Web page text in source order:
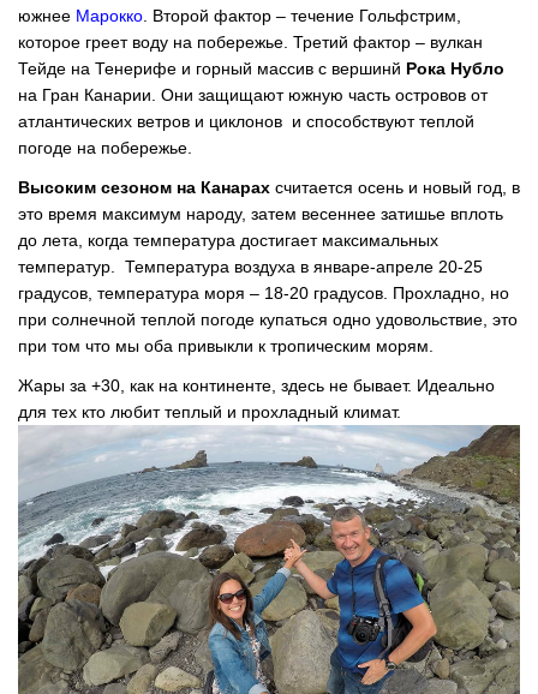
южнее Марокко . Второй фактор – течение Гольфстрим,
которое греет воду на побережье. Третий фактор – вулкан
Тейде на Тенерифе и горный массив с вершинй Рока Нубло
на Гран Канарии. Они защищают южную часть островов от
атлантических ветров и циклонов и способствуют теплой
погоде на побережье.
Высоким сезоном на Канарах считается осень и новый год, в
это время максимум народу, затем весеннее затишье вплоть
до лета, когда температура достигает максимальных
температур. Температура воздуха в январе-апреле 20-25
градусов, температура моря – 18-20 градусов. Прохладно, но
при солнечной теплой погоде купаться одно удовольствие, это
при том что мы оба привыкли к тропическим морям.
Жары за +30, как на континенте, здесь не бывает. Идеально
для тех кто любит теплый и прохладный климат.